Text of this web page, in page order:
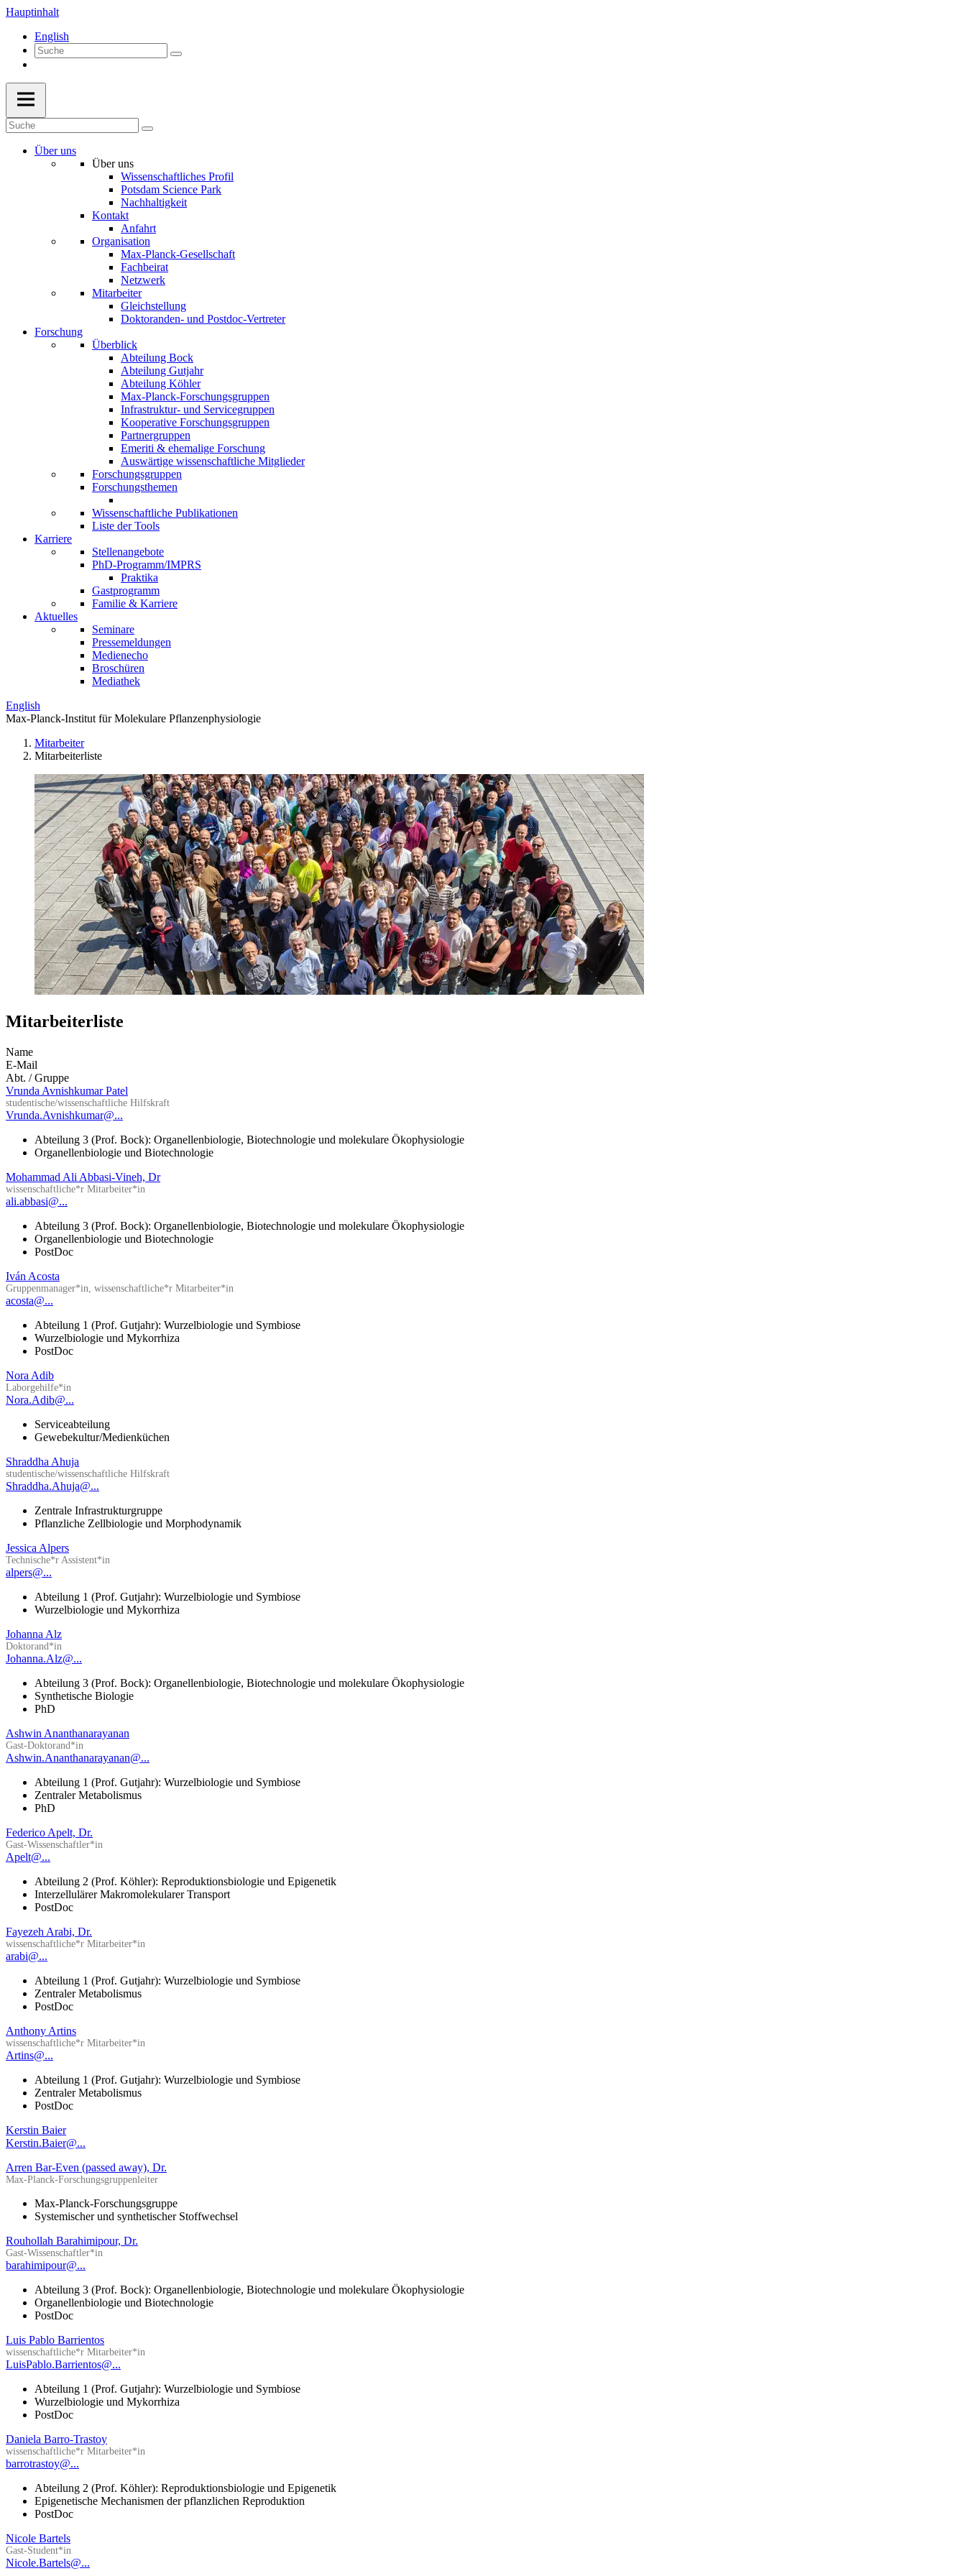
Hauptinhalt
English
Über uns
Über uns
Wissenschaftliches Profil
Potsdam Science Park
Nachhaltigkeit
Kontakt
Anfahrt
Organisation
Max-Planck-Gesellschaft
Fachbeirat
Netzwerk
Mitarbeiter
Gleichstellung
Doktoranden- und Postdoc-Vertreter
Forschung
Überblick
Abteilung Bock
Abteilung Gutjahr
Abteilung Köhler
Max-Planck-Forschungsgruppen
Infrastruktur- und Servicegruppen
Kooperative Forschungsgruppen
Partnergruppen
Emeriti & ehemalige Forschung
Auswärtige wissenschaftliche Mitglieder
Forschungsgruppen
Forschungsthemen
Wissenschaftliche Publikationen
Liste der Tools
Karriere
Stellenangebote
PhD-Programm/IMPRS
Praktika
Gastprogramm
Familie & Karriere
Aktuelles
Seminare
Pressemeldungen
Medienecho
Broschüren
Mediathek
English
Max-Planck-Institut für Molekulare Pflanzenphysiologie
Mitarbeiter
Mitarbeiterliste
Mitarbeiterliste
Name
E-Mail
Abt. / Gruppe
Vrunda Avnishkumar Patel
studentische/wissenschaftliche Hilfskraft
Vrunda.Avnishkumar@...
Abteilung 3 (Prof. Bock): Organellenbiologie, Biotechnologie und molekulare Ökophysiologie
Organellenbiologie und Biotechnologie
Mohammad Ali Abbasi-Vineh, Dr
wissenschaftliche*r Mitarbeiter*in
ali.abbasi@...
Abteilung 3 (Prof. Bock): Organellenbiologie, Biotechnologie und molekulare Ökophysiologie
Organellenbiologie und Biotechnologie
PostDoc
Iván Acosta
Gruppenmanager*in, wissenschaftliche*r Mitarbeiter*in
acosta@...
Abteilung 1 (Prof. Gutjahr): Wurzelbiologie und Symbiose
Wurzelbiologie und Mykorrhiza
PostDoc
Nora Adib
Laborgehilfe*in
Nora.Adib@...
Serviceabteilung
Gewebekultur/Medienküchen
Shraddha Ahuja
studentische/wissenschaftliche Hilfskraft
Shraddha.Ahuja@...
Zentrale Infrastrukturgruppe
Pflanzliche Zellbiologie und Morphodynamik
Jessica Alpers
Technische*r Assistent*in
alpers@...
Abteilung 1 (Prof. Gutjahr): Wurzelbiologie und Symbiose
Wurzelbiologie und Mykorrhiza
Johanna Alz
Doktorand*in
Johanna.Alz@...
Abteilung 3 (Prof. Bock): Organellenbiologie, Biotechnologie und molekulare Ökophysiologie
Synthetische Biologie
PhD
Ashwin Ananthanarayanan
Gast-Doktorand*in
Ashwin.Ananthanarayanan@...
Abteilung 1 (Prof. Gutjahr): Wurzelbiologie und Symbiose
Zentraler Metabolismus
PhD
Federico Apelt, Dr.
Gast-Wissenschaftler*in
Apelt@...
Abteilung 2 (Prof. Köhler): Reproduktionsbiologie und Epigenetik
Interzellulärer Makromolekularer Transport
PostDoc
Fayezeh Arabi, Dr.
wissenschaftliche*r Mitarbeiter*in
arabi@...
Abteilung 1 (Prof. Gutjahr): Wurzelbiologie und Symbiose
Zentraler Metabolismus
PostDoc
Anthony Artins
wissenschaftliche*r Mitarbeiter*in
Artins@...
Abteilung 1 (Prof. Gutjahr): Wurzelbiologie und Symbiose
Zentraler Metabolismus
PostDoc
Kerstin Baier
Kerstin.Baier@...
Arren Bar-Even (passed away), Dr.
Max-Planck-Forschungsgruppenleiter
Max-Planck-Forschungsgruppe
Systemischer und synthetischer Stoffwechsel
Rouhollah Barahimipour, Dr.
Gast-Wissenschaftler*in
barahimipour@...
Abteilung 3 (Prof. Bock): Organellenbiologie, Biotechnologie und molekulare Ökophysiologie
Organellenbiologie und Biotechnologie
PostDoc
Luis Pablo Barrientos
wissenschaftliche*r Mitarbeiter*in
LuisPablo.Barrientos@...
Abteilung 1 (Prof. Gutjahr): Wurzelbiologie und Symbiose
Wurzelbiologie und Mykorrhiza
PostDoc
Daniela Barro-Trastoy
wissenschaftliche*r Mitarbeiter*in
barrotrastoy@...
Abteilung 2 (Prof. Köhler): Reproduktionsbiologie und Epigenetik
Epigenetische Mechanismen der pflanzlichen Reproduktion
PostDoc
Nicole Bartels
Gast-Student*in
Nicole.Bartels@...